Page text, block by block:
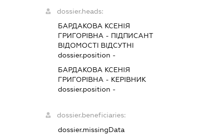
dossier.heads:
БАРДАКОВА КСЕНІЯ
ГРИГОРІВНА - ПІДПИСАНТ
ВІДОМОСТІ ВІДСУТНІ
dossier.position -
БАРДАКОВА КСЕНІЯ
ГРИГОРІВНА - КЕРІВНИК
dossier.position -
dossier.beneficiaries:
dossier.missingData